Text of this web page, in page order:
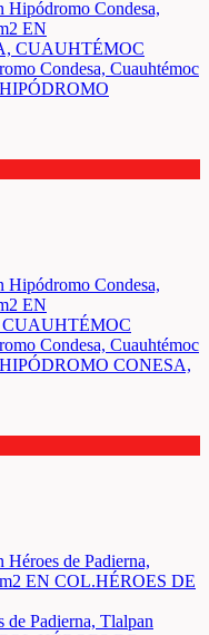
Condesa, Cuauhtémoc
Condesa, Cuauhtémoc
CONESA,
de Padierna, Tlalpan